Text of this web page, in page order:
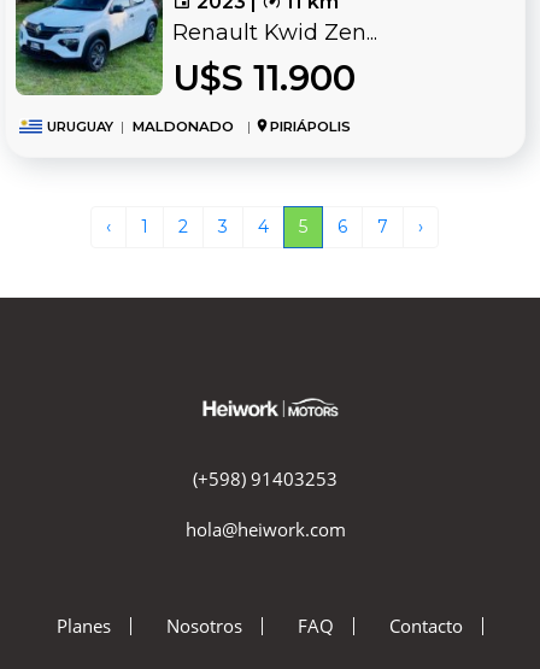
Renault Kwid Zen...
U$S 11.900
URUGUAY | MALDONADO | PIRIÁPOLIS
‹ 1 2 3 4 5 6 7 ›
(+598) 91403253
hola@heiwork.com
Planes Nosotros FAQ Contacto